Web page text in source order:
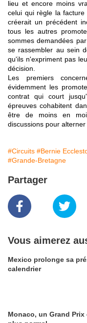
lieu et encore moins
celui qui règle la
créerait un précédent
tous les autres
sommes demandées
se rassembler au sein
qu'ils n'expriment pas
décision.
Les premiers
évidemment les
contrat qui court
épreuves cohabitent
être de moins en
discussions pour
#Circuits #Bernie
#Grande-Bretagne
Partager
Vous aimerez
Mexico prolonge sa
calendrier
Monaco, un Grand Prix